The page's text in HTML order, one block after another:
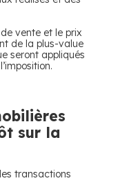
vente et le prix
de la plus-value
seront appliqués
sur la
transactions